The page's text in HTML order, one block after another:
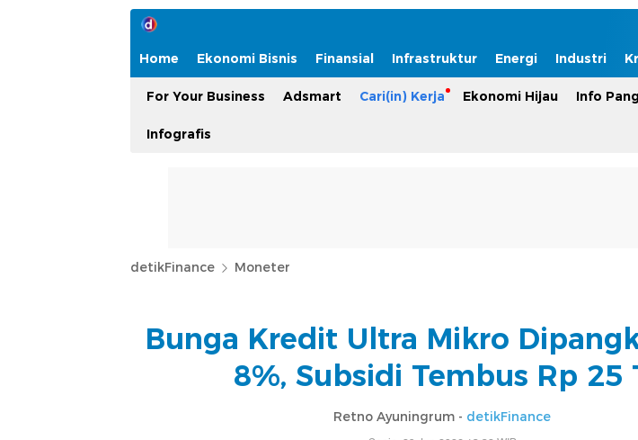
Home Ekonomi Bisnis Finansial Infrastruktur Energi Industri
For Your Business Adsmart Cari(in) Kerja Ekonomi Hijau Info
Infografis
detikFinance Moneter
Bunga Kredit Ultra Mikro
8%, Subsidi Tembus Rp 25
Retno Ayuningrum - detikFinance